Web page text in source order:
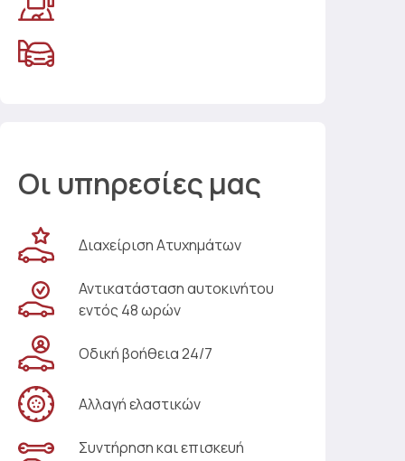
Οι υπηρεσίες μας
Διαχείριση Ατυχημάτων
Αντικατάσταση αυτοκινήτου
εντός 48 ωρών
Οδική βοήθεια 24/7
Αλλαγή ελαστικών
Συντήρηση και επισκευή